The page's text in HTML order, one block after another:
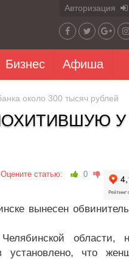
Авторизация
Бизнес Афиша
около 300 тысяч рублей
У
Оцените статью: 0
вынесен
области,
установлено, что